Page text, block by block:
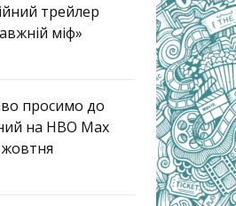
трейлер
міф»
просимо до
на HBO Max
жовтня